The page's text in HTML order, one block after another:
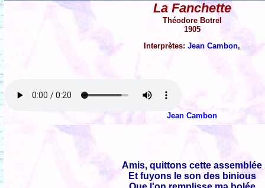
La Fanchette
Théodore Botrel
1905
Interprètes:Jean Cambon,
Jean Cambon
Amis, quittons cette assemblée
Et fuyons le son des binious